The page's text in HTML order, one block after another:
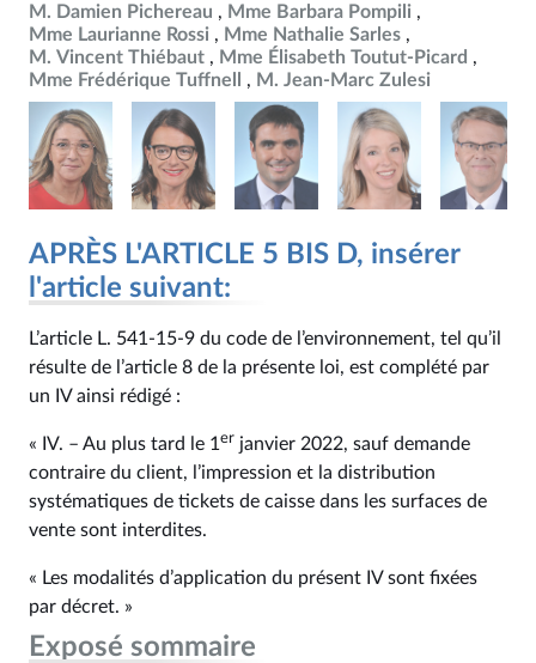
M. Damien Pichereau
Mme Barbara Pompili
Mme Laurianne Rossi
Mme Nathalie Sarles
M. Vincent Thiébaut
Mme Élisabeth Toutut-Picard
Mme Frédérique Tuffnell
M. Jean-Marc Zulesi
APRÈS L'ARTICLE 5 BIS D, insérer
l'article suivant:
L’article L. 541‑15‑9 du code de l’environnement, tel qu’il
résulte de l’article 8 de la présente loi, est complété par
un IV ainsi rédigé :
« IV. – Au plus tard le 1 er janvier 2022, sauf demande
contraire du client, l’impression et la distribution
systématiques de tickets de caisse dans les surfaces de
vente sont interdites.
« Les modalités d’application du présent IV sont fixées
par décret. »
Exposé sommaire